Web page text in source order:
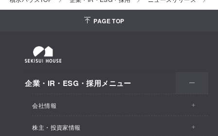
PAGE TOP
企業・IR・ESG・採用メニュー
会社情報
会社情報トップ
株主・投資家情報